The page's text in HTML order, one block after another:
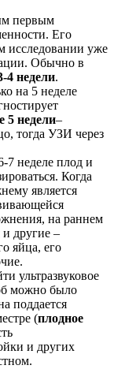
первым
Его
исследовании уже
Обычно в
4 недели.
на 5 неделе
5 недели–
тогда УЗИ через
7 неделе плод и
Когда
является
на раннем
и другие –
яйца, его
ультразвуковое
можно было
поддается
(плодное
и других